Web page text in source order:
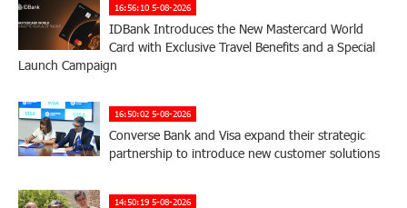
16:56:10 5-08-2026
IDBank Introduces the New Mastercard World
Card with Exclusive Travel Benefits and a Special
Launch Campaign
16:50:02 5-08-2026
Converse Bank and Visa expand their strategic
partnership to introduce new customer solutions
14:50:19 5-08-2026